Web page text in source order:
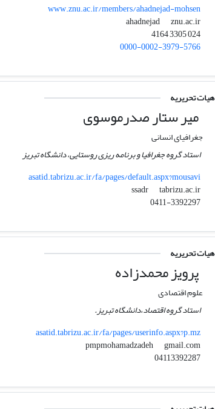
www.znu.ac.ir/members/ahadnejad-mohsen
ahadnejad
znu.ac.ir
024 3305 4164
0000-0002-3979-5766
هیات تحریریه
میر ستار صدرموسوی
جغرافیای انسانی
استاد گروه جغرافیا و برنامه ریزی روستایی، دانشگاه تبریز
asatid.tabrizu.ac.ir/fa/pages/default.aspx?mousavi
ssadr
tabrizu.ac.ir
0411-3392297
هیات تحریریه
پرویز محمدزاده
علوم اقتصادی
استاد گروه اقتصاد،دانشگاه تبریز.
asatid.tabrizu.ac.ir/fa/pages/userinfo.aspx?p.mz
pmpmohamadzadeh
gmail.com
04113392287